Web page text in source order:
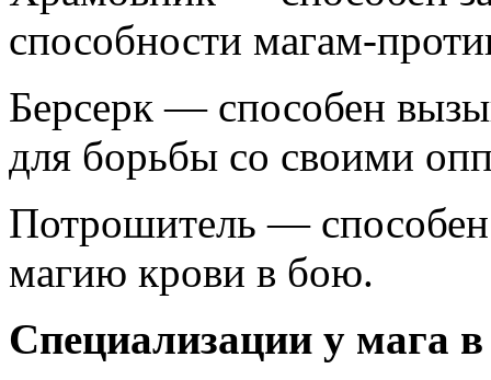
способности магам-
Берсерк — способен
для борьбы со своими
Потрошитель —
магию крови в бою.
Специализации у мага